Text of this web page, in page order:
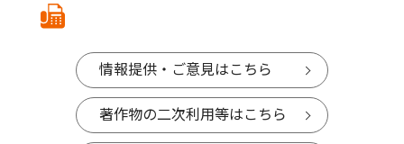
情報提供・ご意見はこちら
著作物の二次利用等はこちら